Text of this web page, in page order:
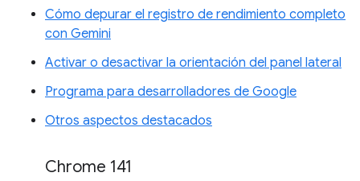
Cómo depurar el registro de rendimiento completo
con Gemini
Activar o desactivar la orientación del panel lateral
Programa para desarrolladores de Google
Otros aspectos destacados
Chrome 141